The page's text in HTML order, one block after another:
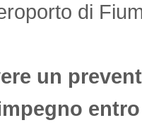
di
un